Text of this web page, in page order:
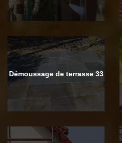
Démoussage de terrasse 33